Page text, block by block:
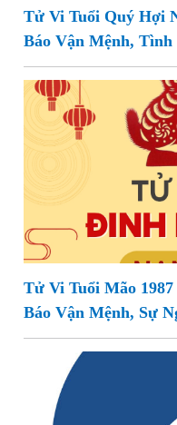
Tử Vi Tuổi Quý Hợi
Báo Vận Mệnh, Tình
Tử Vi Tuổi Mão
Báo Vận Mệnh, Sự